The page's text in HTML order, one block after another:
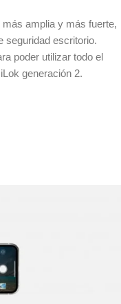
amplia y más fuerte,
seguridad escritorio.
poder utilizar todo el
generación 2.